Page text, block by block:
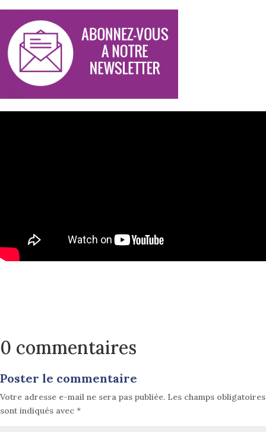
0 commentaires
Poster le commentaire
Votre adresse e-mail ne sera pas publiée. Les champs obligatoires
sont indiqués avec *